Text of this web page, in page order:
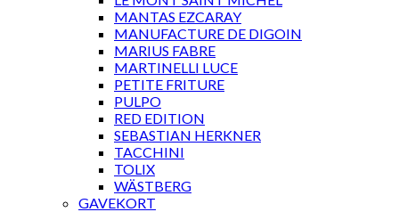
MANTAS EZCARAY
MANUFACTURE DE DIGOIN
MARIUS FABRE
MARTINELLI LUCE
PETITE FRITURE
PULPO
RED EDITION
SEBASTIAN HERKNER
TACCHINI
TOLIX
WÄSTBERG
GAVEKORT